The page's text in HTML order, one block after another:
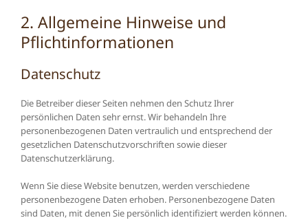
2. Allgemeine Hinweise und
Pflichtinformationen
Datenschutz
Die Betreiber dieser Seiten nehmen den Schutz Ihrer
persönlichen Daten sehr ernst. Wir behandeln Ihre
personenbezogenen Daten vertraulich und entsprechend der
gesetzlichen Datenschutzvorschriften sowie dieser
Datenschutzerklärung.
Wenn Sie diese Website benutzen, werden verschiedene
personenbezogene Daten erhoben. Personenbezogene Daten
sind Daten, mit denen Sie persönlich identifiziert werden können.